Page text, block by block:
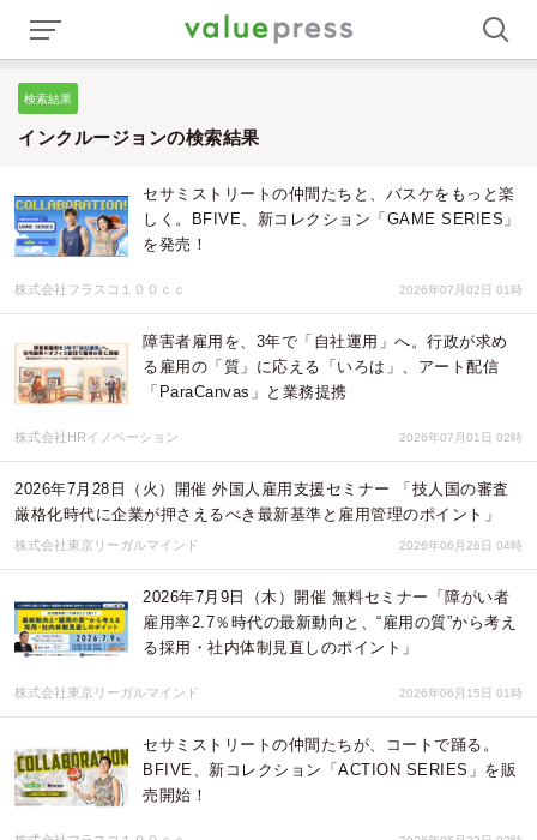
検索結果
インクルージョンの検索結果
セサミストリートの仲間たちと、バスケをもっと楽
しく。BFIVE、新コレクション「GAME SERIES」
を発売！
株式会社フラスコ１００ｃｃ 2026年07月02日 01時
障害者雇用を、3年で「自社運用」へ。行政が求め
る雇用の「質」に応える「いろは」、アート配信
「ParaCanvas」と業務提携
株式会社HRイノベーション 2026年07月01日 02時
2026年7月28日（火）開催 外国人雇用支援セミナー 「技人国の審査
厳格化時代に企業が押さえるべき最新基準と雇用管理のポイント」
株式会社東京リーガルマインド 2026年06月26日 04時
2026年7月9日（木）開催 無料セミナー「障がい者
雇用率2.7％時代の最新動向と、“雇用の質”から考え
る採用・社内体制見直しのポイント」
株式会社東京リーガルマインド 2026年06月15日 01時
セサミストリートの仲間たちが、コートで踊る。
BFIVE、新コレクション「ACTION SERIES」を販
売開始！